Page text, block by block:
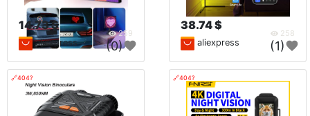
14.73 $
259
aliexpress (0)
38.74 $
258
aliexpress (1)
🔗404? 🔗404?